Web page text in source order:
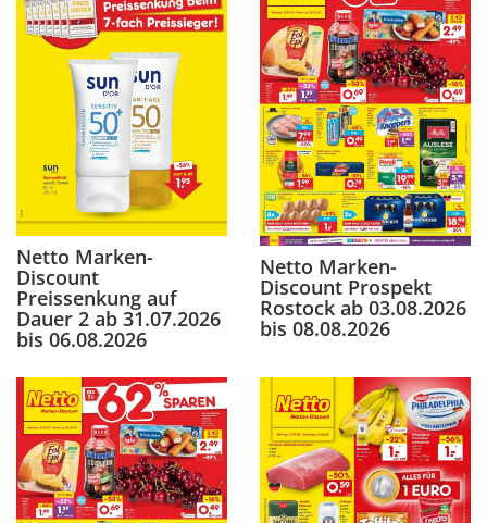
Netto Marken-
Discount
Preissenkung auf
Dauer 2 ab 31.07.2026
bis 06.08.2026
Netto Marken-
Discount Prospekt
Rostock ab 03.08.2026
bis 08.08.2026